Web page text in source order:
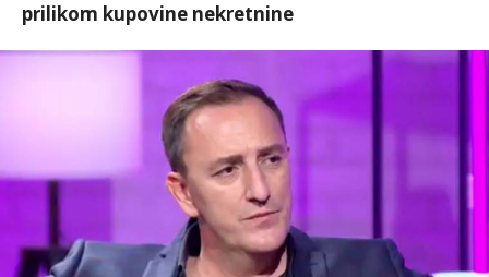
prilikom kupovine nekretnine